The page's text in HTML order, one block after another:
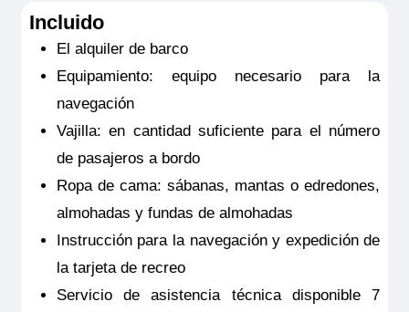
Incluido
El alquiler de barco
Equipamiento: equipo necesario para la
navegación
Vajilla: en cantidad suficiente para el número
de pasajeros a bordo
Ropa de cama: sábanas, mantas o edredones,
almohadas y fundas de almohadas
Instrucción para la navegación y expedición de
la tarjeta de recreo
Servicio de asistencia técnica disponible 7